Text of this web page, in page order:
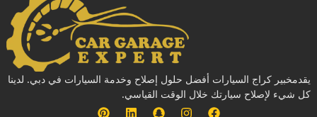
يقدمخبير كراج السيارات أفضل حلول إصلاح وخدمة السيارات في دبي. لدينا
كل شيء لإصلاح سيارتك خلال الوقت القياسي.